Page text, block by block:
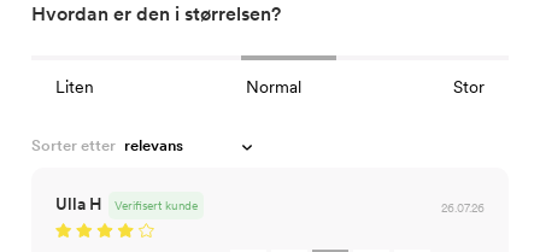
Hvordan er den i størrelsen?
Liten Normal Stor
Sorter etter
Ulla H 26.07.26
Verifisert kunde